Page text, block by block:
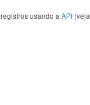
usando a API (veja